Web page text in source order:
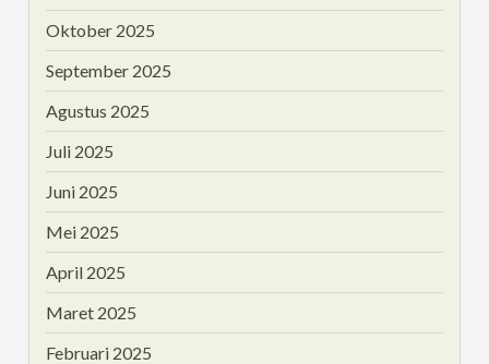
Oktober 2025
September 2025
Agustus 2025
Juli 2025
Juni 2025
Mei 2025
April 2025
Maret 2025
Februari 2025